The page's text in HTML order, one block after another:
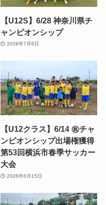
【U12S】6/28 神奈川県チ
ャンピオンシップ
2026年7月6日
【U12クラス】6/14 ㊗️チャ
ンピオンシップ出場権獲得
第53回横浜市春季サッカー
大会
2026年6月15日